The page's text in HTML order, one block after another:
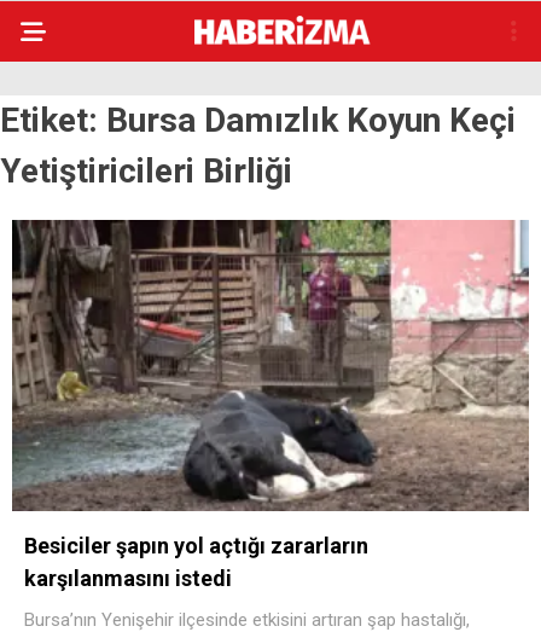
Etiket: Bursa Damızlık Koyun Keçi
Yetiştiricileri Birliği
Besiciler şapın yol açtığı zararların
karşılanmasını istedi
Bursa’nın Yenişehir ilçesinde etkisini artıran şap hastalığı,